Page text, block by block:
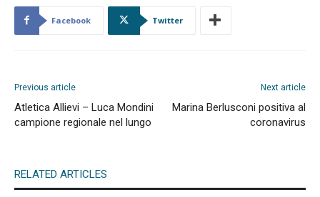
Facebook Twitter
Previous article
Atletica Allievi – Luca Mondini
campione regionale nel lungo
Next article
Marina Berlusconi positiva al
coronavirus
RELATED ARTICLES